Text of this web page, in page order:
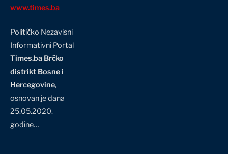
www.times.ba
Političko Nezavisni
Informativni Portal
Times.ba Brčko
distrikt Bosne i
Hercegovine,
osnovan je dana
25.05.2020.
godine…